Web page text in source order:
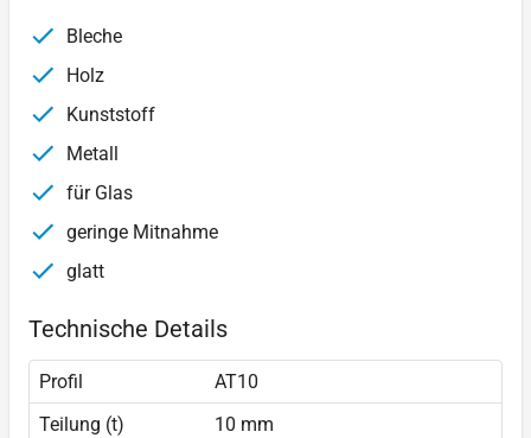
Bleche
Holz
Kunststoff
Metall
für Glas
geringe Mitnahme
glatt
Technische Details
Profil
AT10
Teilung (t)
10 mm